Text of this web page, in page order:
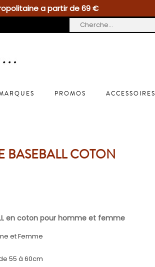
a partir de 69 €
PROMOS ACCESSOIRES
BASEBALL COTON
en coton pour homme et femme
et Femme
55 à 60cm